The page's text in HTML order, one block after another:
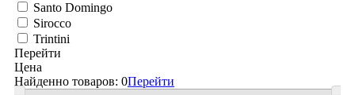
Santo Domingo
Sirocco
Trintini
Перейти
Цена
Найденно товаров: 0Перейти